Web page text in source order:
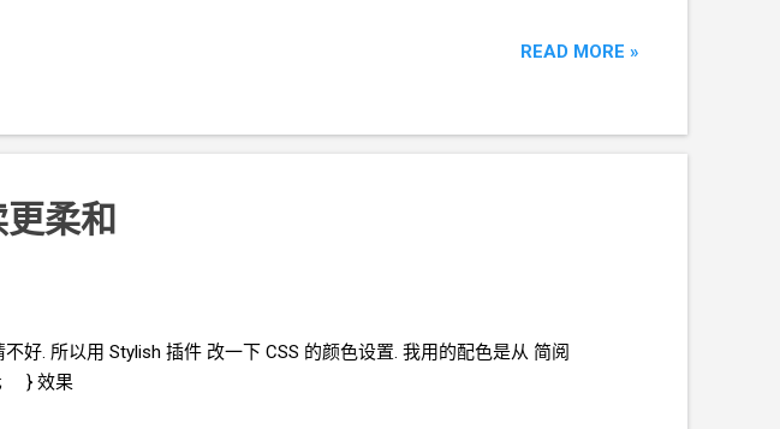
READ MORE »
柔和
好. 所以用 Stylish 插件 改一下 CSS 的颜色设置. 我用的配色是从 简阅
} 效果